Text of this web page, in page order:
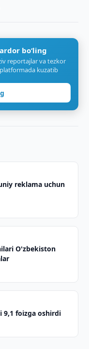
bo‘ling
reportajlar va tezkor
kuzatib
reklama uchun
O'zbekiston
9,1 foizga oshirdi